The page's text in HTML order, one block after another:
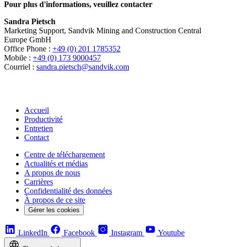
Pour plus d'informations, veuillez contacter
Sandra Pietsch
Marketing Support, Sandvik Mining and Construction Central
Europe GmbH
Office Phone : +49 (0) 201 1785352
Mobile : +49 (0) 173 9000457
Courriel : sandra.pietsch@sandvik.com
Accueil
Productivité
Entretien
Contact
Centre de téléchargement
Actualités et médias
A propos de nous
Carrières
Confidentialité des données
À propos de ce site
Gérer les cookies
LinkedIn Facebook Instagram Youtube